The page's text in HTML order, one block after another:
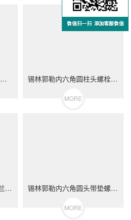
锡林郭勒轮毂螺栓 汽车轮胎螺丝 不锈钢（304/316）碳钢 合金钢 锡林郭勒内六角圆柱头螺栓 DIN912 不锈钢（304/316）碳钢 合金钢
MORE
锡林郭勒内六角圆柱头法兰面螺栓 不锈钢（304/316）碳钢 合金钢 锡林郭勒内六角圆头带垫螺栓 不锈钢（304/316）碳钢 合金钢
MORE